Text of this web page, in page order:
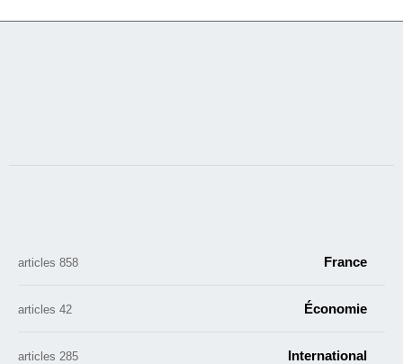
France
858 articles
Économie
42 articles
International
285 articles